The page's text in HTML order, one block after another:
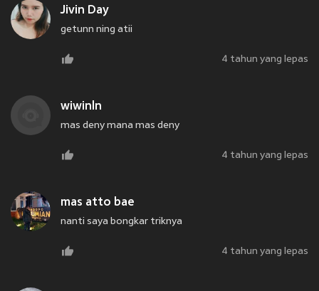
Jivin Day
getunn ning atii
4 tahun yang lepas
wiwinln
mas deny mana mas deny
4 tahun yang lepas
mas atto bae
nanti saya bongkar triknya
4 tahun yang lepas